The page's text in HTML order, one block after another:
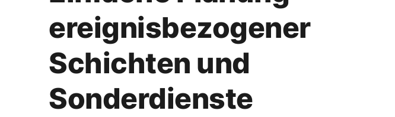
ereignisbezogener
Schichten und
Sonderdienste